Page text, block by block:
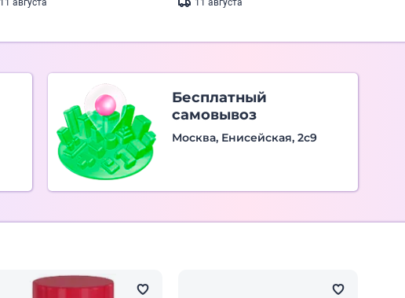
11 августа 11 августа
Бесплатный
самовывоз
Москва, Енисейская, 2с9